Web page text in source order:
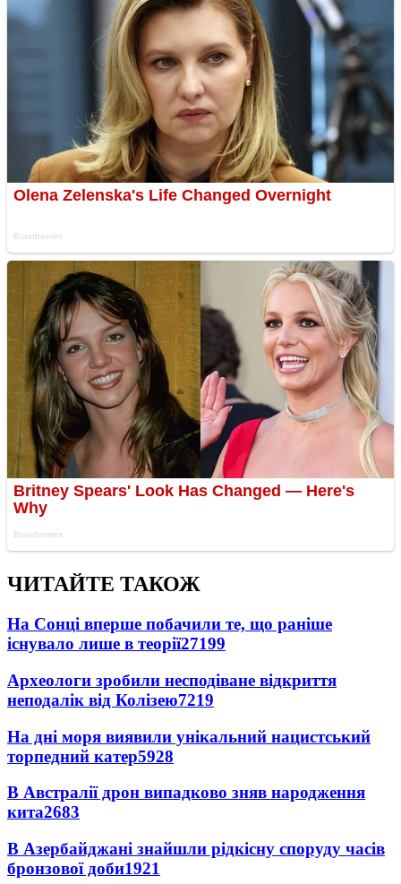
ЧИТАЙТЕ ТАКОЖ
На Сонці вперше побачили те, що раніше
існувало лише в теорії27199
Археологи зробили несподіване відкриття
неподалік від Колізею7219
На дні моря виявили унікальний нацистський
торпедний катер5928
В Австралії дрон випадково зняв народження
кита2683
В Азербайджані знайшли рідкісну споруду часів
бронзової доби1921